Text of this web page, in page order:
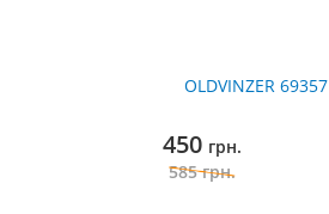
OLDVINZER 69357
450 грн.
585грн.